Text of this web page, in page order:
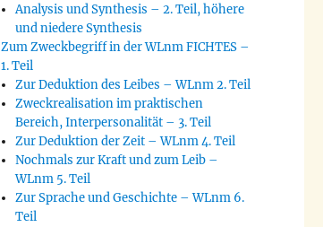
Analysis und Synthesis – 2. Teil, höhere
und niedere Synthesis
Zum Zweckbegriff in der WLnm FICHTES –
1. Teil
Zur Deduktion des Leibes – WLnm 2. Teil
Zweckrealisation im praktischen
Bereich, Interpersonalität – 3. Teil
Zur Deduktion der Zeit – WLnm 4. Teil
Nochmals zur Kraft und zum Leib –
WLnm 5. Teil
Zur Sprache und Geschichte – WLnm 6.
Teil